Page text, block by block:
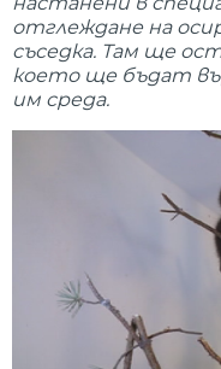
отглеждане на
съседка. Там ще
което ще бъдат
им среда.